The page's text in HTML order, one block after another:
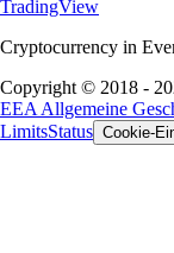
TradingView
Cryptocurrency in
Copyright © 2018 -
EEA Allgemeine
LimitsStatus Cookie-